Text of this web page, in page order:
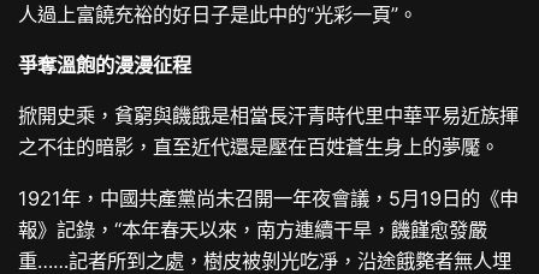
人過上富饒充裕的好日子是此中的“光彩一頁”。
爭奪溫飽的漫漫征程
掀開史乘，貧窮與饑餓是相當長汗青時代里中華平易近族揮
之不往的暗影，直至近代還是壓在百姓蒼生身上的夢魘。
1921年，中國共產黨尚未召開一年夜會議，5月19日的《申
報》記錄，“本年春天以來，南方連續干旱，饑饉愈發嚴
重……記者所到之處，樹皮被剝光吃凈，沿途餓斃者無人埋